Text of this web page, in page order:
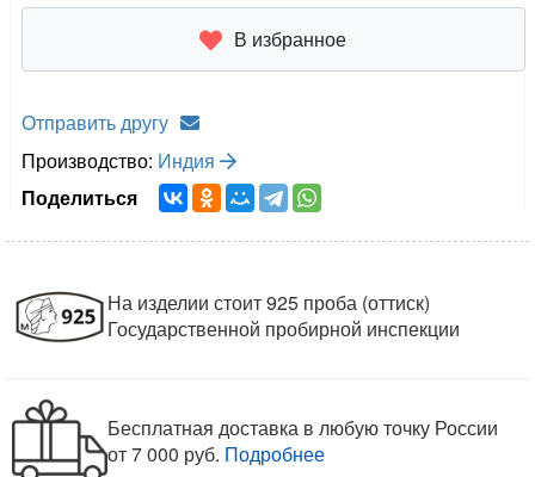
В избранное
Отправить другу
Производство: Индия
Поделиться
На изделии стоит 925 проба (оттиск)
Государственной пробирной инспекции
Бесплатная доставка в любую точку России
от 7 000 руб. Подробнее